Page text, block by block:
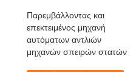
Παρεμβάλλοντας και
επεκτειμένος μηχανή
αυτόματων αντλιών
μηχανών σπειρών στατών